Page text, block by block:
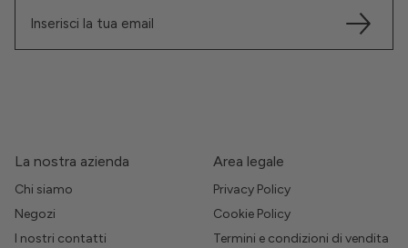
La nostra azienda
Chi siamo
Negozi
I nostri contatti
Area legale
Privacy Policy
Cookie Policy
Termini e condizioni di vendita